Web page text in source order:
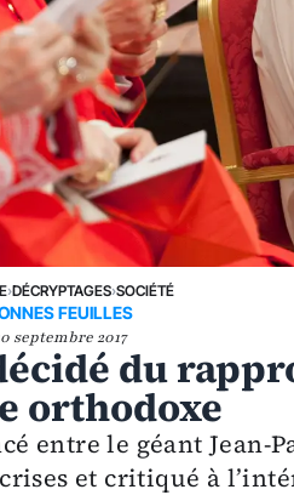
›DÉCRYPTAGES›SOCIÉTÉ
FEUILLES
septembre 2017
du
orthodoxe
entre le géant Jean-
et critiqué à